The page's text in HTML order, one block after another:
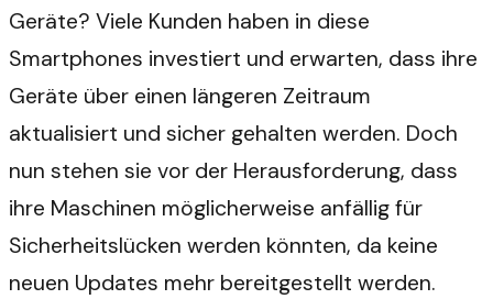
Geräte? Viele Kunden haben in diese
Smartphones investiert und erwarten, dass ihre
Geräte über einen längeren Zeitraum
aktualisiert und sicher gehalten werden. Doch
nun stehen sie vor der Herausforderung, dass
ihre Maschinen möglicherweise anfällig für
Sicherheitslücken werden könnten, da keine
neuen Updates mehr bereitgestellt werden.